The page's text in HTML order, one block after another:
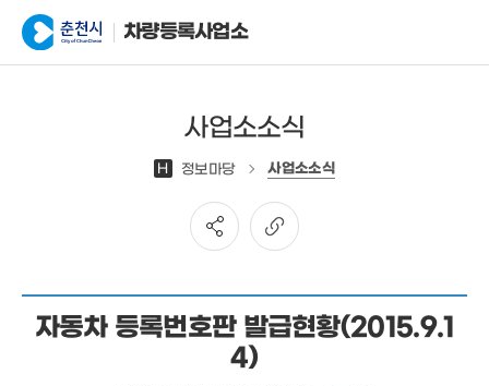
차량등록사업소
사업소소식
H 정보마당 사업소소식
자동차 등록번호판 발급현황(2015.9.1
4)